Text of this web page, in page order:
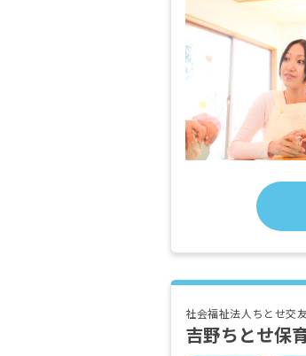
社会福祉法人ちとせ交
吉野ちとせ保